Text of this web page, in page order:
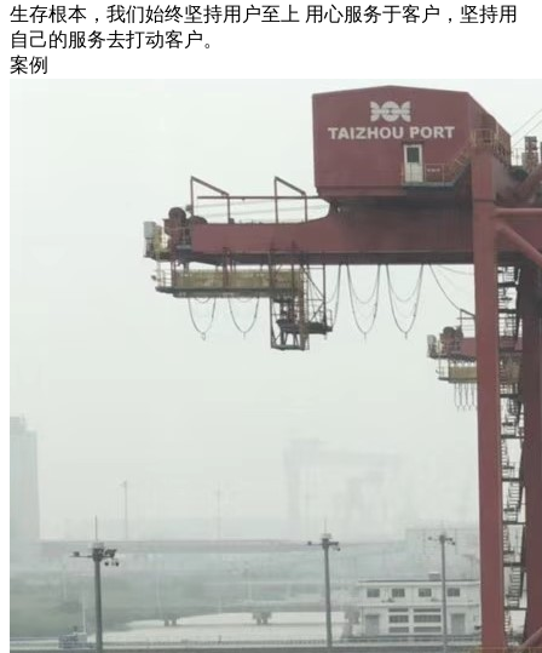
生存根本，我们始终坚持用户至上 用心服务于客户，坚持用
自己的服务去打动客户。
案例